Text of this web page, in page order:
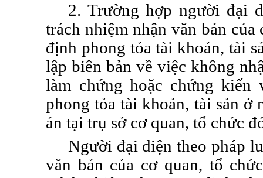
2. Trường hợp người đại
trách nhiệm nhận văn bản
định phong tỏa tài khoản, tài
lập biên bản về việc không
làm chứng hoặc chứng kiến
phong tỏa tài khoản, tài sản
án tại trụ sở cơ quan, tổ chức
Người đại diện theo pháp
văn bản của cơ quan, tổ chức